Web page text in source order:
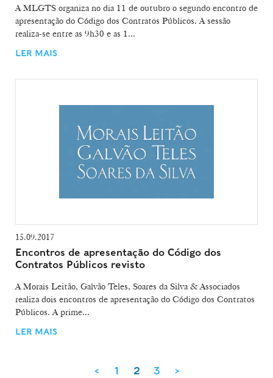
A MLGTS organiza no dia 11 de outubro o segundo encontro de
apresentação do Código dos Contratos Públicos. A sessão
realiza-se entre as 9h30 e as 1...
LER MAIS
15.09.2017
Encontros de apresentação do Código dos
Contratos Públicos revisto
A Morais Leitão, Galvão Teles, Soares da Silva & Associados
realiza dois encontros de apresentação do Código dos Contratos
Públicos. A prime...
LER MAIS
< 1 2 3 >